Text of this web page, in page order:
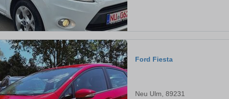
Ford Fiesta
Neu Ulm, 89231